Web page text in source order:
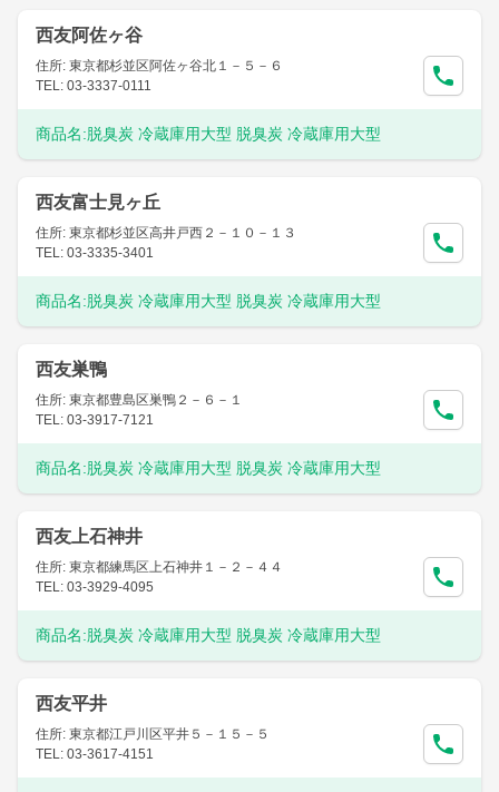
西友阿佐ヶ谷
住所: 東京都杉並区阿佐ヶ谷北１－５－６
TEL: 03-3337-0111
商品名:脱臭炭 冷蔵庫用大型 脱臭炭 冷蔵庫用大型
西友富士見ヶ丘
住所: 東京都杉並区高井戸西２－１０－１３
TEL: 03-3335-3401
商品名:脱臭炭 冷蔵庫用大型 脱臭炭 冷蔵庫用大型
西友巣鴨
住所: 東京都豊島区巣鴨２－６－１
TEL: 03-3917-7121
商品名:脱臭炭 冷蔵庫用大型 脱臭炭 冷蔵庫用大型
西友上石神井
住所: 東京都練馬区上石神井１－２－４４
TEL: 03-3929-4095
商品名:脱臭炭 冷蔵庫用大型 脱臭炭 冷蔵庫用大型
西友平井
住所: 東京都江戸川区平井５－１５－５
TEL: 03-3617-4151